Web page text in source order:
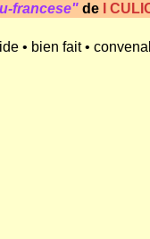
francese" de I
• bien fait •